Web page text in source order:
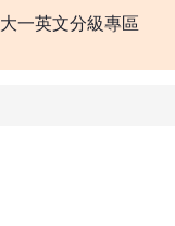
大一英文分級專區